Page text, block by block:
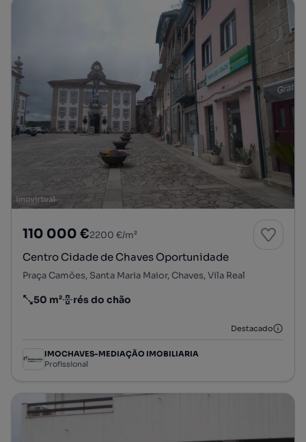
110 000 €2200 €/m²
Centro Cidade de Chaves Oportunidade
Praça Camões, Santa Maria Maior, Chaves, Vila Real
Preço por metro quadrado
50 m²
Andar rés do chão
Destacado
IMOCHAVES-MEDIAÇÃO IMOBILIARIA
Profissional